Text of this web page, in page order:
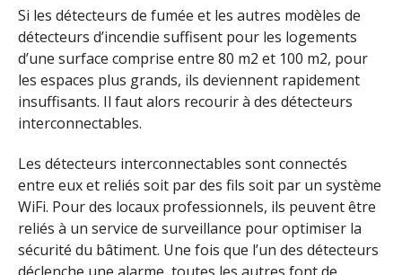
Si les détecteurs de fumée et les autres modèles de
détecteurs d’incendie suffisent pour les logements
d’une surface comprise entre 80 m2 et 100 m2, pour
les espaces plus grands, ils deviennent rapidement
insuffisants. Il faut alors recourir à des détecteurs
interconnectables.
Les détecteurs interconnectables sont connectés
entre eux et reliés soit par des fils soit par un système
WiFi. Pour des locaux professionnels, ils peuvent être
reliés à un service de surveillance pour optimiser la
sécurité du bâtiment. Une fois que l’un des détecteurs